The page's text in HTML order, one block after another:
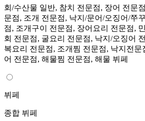
회/수산물 일반, 참치 전문점, 장어 전문
문점, 조개 전문점, 낙지/문어/오징어/쭈
점, 조개구이 전문점, 장어요리 전문점,
회 전문점, 굴요리 전문점, 낙지/오징어
복요리 전문점, 조개찜 전문점, 낙지전문
어 전문점, 해물찜 전문점, 해물 뷔페
뷔페
종합 뷔페